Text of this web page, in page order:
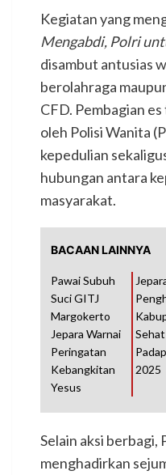
Kegiatan yang
Mengabdi, Polri
disambut antusias
berolahraga
CFD. Pembagian
oleh Polisi Wanita
kepedulian
hubungan antara
masyarakat.
BACAAN LAINNYA
Pawai Subuh
Suci GITJ
Margokerto
Jepara Warnai
Peringatan
Kebangkitan
Yesus
2025
Selain aksi berbagi,
menghadirkan